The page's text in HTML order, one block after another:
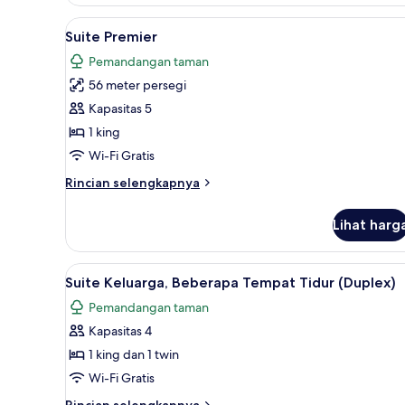
Deluks
Lihat
semua
foto
untuk
Suite
Premier
Suite Premier | Seprai
15
Suite Premier
Pemandangan taman
56 meter persegi
Kapasitas 5
1 king
Wi-Fi Gratis
Rincian selengkapnya
Rincian
Suite
Premier
Lihat
Lihat
semua
foto
untuk
Suite
Keluarga,
Beberapa
Smart TV 43-inci dengan
14
Suite Keluarga, Beberapa Tempat Tidur (Duplex)
Pemandangan taman
Kapasitas 4
1 king dan 1 twin
Wi-Fi Gratis